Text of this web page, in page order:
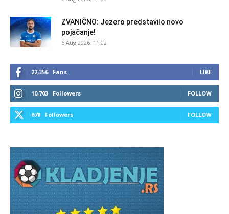
ZVANIČNO: Jezero predstavilo novo
pojačanje!
6 Aug 2026. 11:02
22,356 Fans LIKE
10,703 Followers FOLLOW
678 Followers FOLLOW